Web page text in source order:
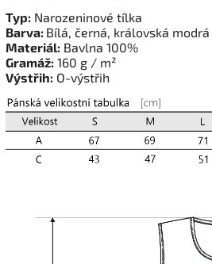
Typ: Narozeninové tílka
Barva: Bílá, černá, královská modrá
Materiál: Bavlna 100%
Gramáž: 160 g / m²
Výstřih: O-výstřih